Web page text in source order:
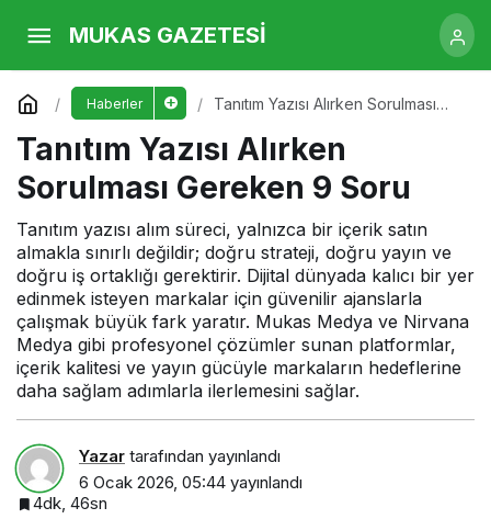
MUKAS GAZETESİ
Haberler
Tanıtım Yazısı Alırken Sorulması
Tanıtım Yazısı Alırken
Sorulması Gereken 9 Soru
Tanıtım yazısı alım süreci, yalnızca bir içerik satın
almakla sınırlı değildir; doğru strateji, doğru yayın ve
doğru iş ortaklığı gerektirir. Dijital dünyada kalıcı bir yer
edinmek isteyen markalar için güvenilir ajanslarla
çalışmak büyük fark yaratır. Mukas Medya ve Nirvana
Medya gibi profesyonel çözümler sunan platformlar,
içerik kalitesi ve yayın gücüyle markaların hedeflerine
daha sağlam adımlarla ilerlemesini sağlar.
Yazar tarafından yayınlandı
6 Ocak 2026, 05:44 yayınlandı
4dk, 46sn
Tanıtım Yazısı Alırken Sorulması Gereken 9
SoruYorum Yap